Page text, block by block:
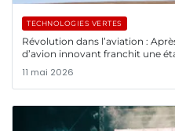
TECHNOLOGIES VERTES
Révolution dans l’aviation :
d’avion innovant franchit une
11 mai 2026